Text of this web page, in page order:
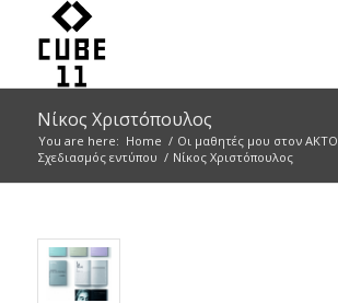
Νίκος Χριστόπουλος
You are here: Home / Οι μαθητές μου στον ΑΚΤΟ
Σχεδιασμός εντύπου / Νίκος Χριστόπουλος